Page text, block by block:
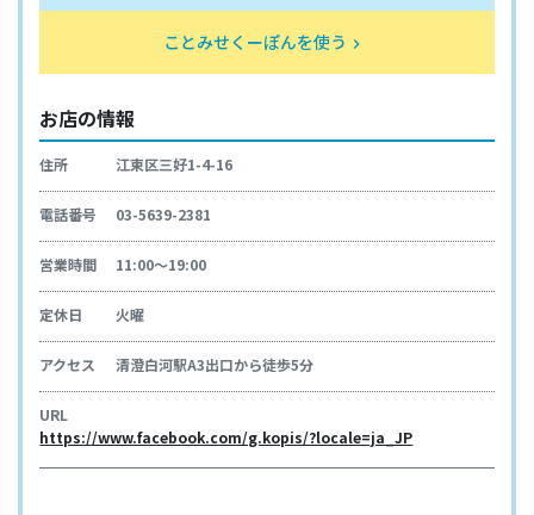
ことみせくーぽんを使う keyboard_arrow_right
お店の情報
住所 江東区三好1-4-16
電話番号 03-5639-2381
営業時間 11:00～19:00
定休日 火曜
アクセス 清澄白河駅A3出口から徒歩5分
URL
https://www.facebook.com/g.kopis/?locale=ja_JP